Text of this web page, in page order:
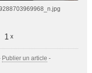
1 x
Publier un article -